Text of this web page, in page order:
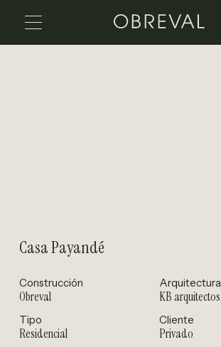
Casa Payandé
Construcción
Obreval
Arquitectura
KB arquitectos
Tipo
Residencial
Cliente
Privado